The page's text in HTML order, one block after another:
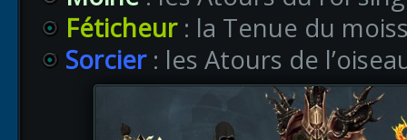
Féticheur : la Tenue du
Sorcier : les Atours de